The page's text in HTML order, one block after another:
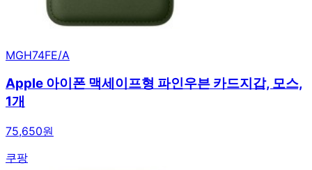
MGH74FE/A
Apple 아이폰 맥세이프형 파인우븐 카드지갑, 모스,
1개
75,650원
쿠팡